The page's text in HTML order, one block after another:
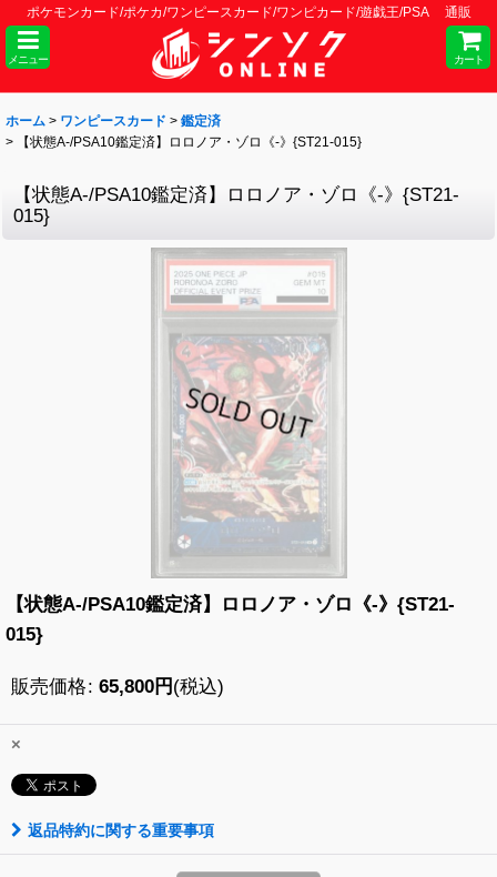
ポケモンカード/ポケカ/ワンピースカード/ワンピカード/遊戯王/PSA 通販
メニュー カート
ホーム > ワンピースカード > 鑑定済
>
【状態A-/PSA10鑑定済】ロロノア・ゾロ《-》{ST21-015}
【状態A-/PSA10鑑定済】ロロノア・ゾロ《-》{ST21-
015}
【状態A-/PSA10鑑定済】ロロノア・ゾロ《-》{ST21-
015}
販売価格: 65,800円 (税込)
×
返品特約に関する重要事項